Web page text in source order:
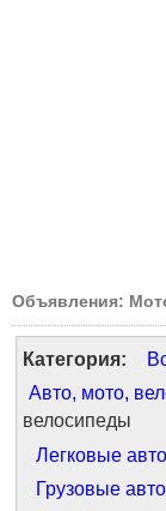
Объявления:
Категория:
Авто, мото,
велосипеды
Легковые
Грузовые